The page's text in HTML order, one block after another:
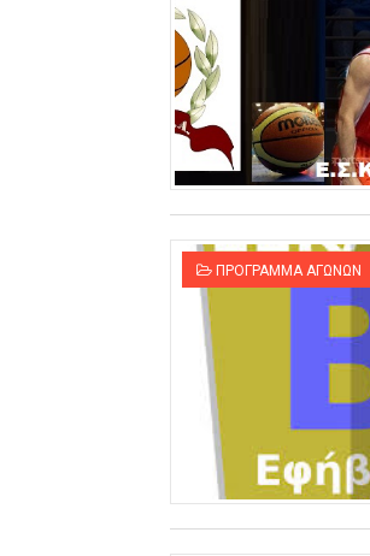
ΠΡΟΓΡΑΜΜΑ ΑΓΩΝΩΝ